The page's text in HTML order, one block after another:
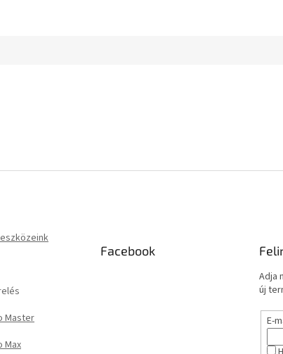
Master
Max
Facebook
Adja
új
E-